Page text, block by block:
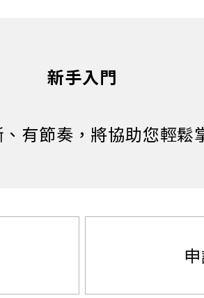
新手入門
有節奏，將協助您輕鬆